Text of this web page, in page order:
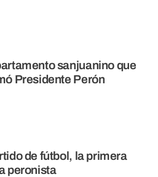
sanjuanino que
Presidente Perón
de fútbol, la primera
peronista